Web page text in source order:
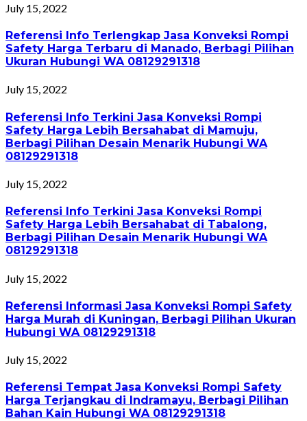
July 15, 2022
Referensi Info Terlengkap Jasa Konveksi Rompi
Safety Harga Terbaru di Manado, Berbagi Pilihan
Ukuran Hubungi WA 08129291318
July 15, 2022
Referensi Info Terkini Jasa Konveksi Rompi
Safety Harga Lebih Bersahabat di Mamuju,
Berbagi Pilihan Desain Menarik Hubungi WA
08129291318
July 15, 2022
Referensi Info Terkini Jasa Konveksi Rompi
Safety Harga Lebih Bersahabat di Tabalong,
Berbagi Pilihan Desain Menarik Hubungi WA
08129291318
July 15, 2022
Referensi Informasi Jasa Konveksi Rompi Safety
Harga Murah di Kuningan, Berbagi Pilihan Ukuran
Hubungi WA 08129291318
July 15, 2022
Referensi Tempat Jasa Konveksi Rompi Safety
Harga Terjangkau di Indramayu, Berbagi Pilihan
Bahan Kain Hubungi WA 08129291318